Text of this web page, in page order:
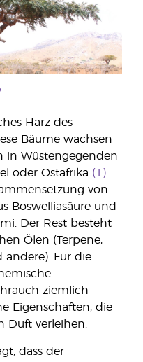
Harz des
Bäume wachsen
in Wüstengegenden
oder Ostafrika (1)
von
Boswelliasäure und
Der Rest besteht
Ölen (Terpene,
Für die
ziemlich
Eigenschaften, die
Duft verleihen.
dass der